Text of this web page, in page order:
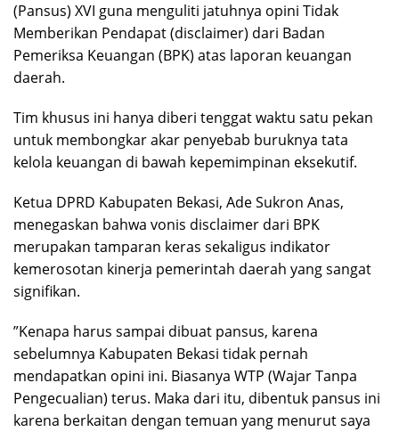
(Pansus) XVI guna menguliti jatuhnya opini Tidak
Memberikan Pendapat (disclaimer) dari Badan
Pemeriksa Keuangan (BPK) atas laporan keuangan
daerah.
Tim khusus ini hanya diberi tenggat waktu satu pekan
untuk membongkar akar penyebab buruknya tata
kelola keuangan di bawah kepemimpinan eksekutif.
Ketua DPRD Kabupaten Bekasi, Ade Sukron Anas,
menegaskan bahwa vonis disclaimer dari BPK
merupakan tamparan keras sekaligus indikator
kemerosotan kinerja pemerintah daerah yang sangat
signifikan.
”Kenapa harus sampai dibuat pansus, karena
sebelumnya Kabupaten Bekasi tidak pernah
mendapatkan opini ini. Biasanya WTP (Wajar Tanpa
Pengecualian) terus. Maka dari itu, dibentuk pansus ini
karena berkaitan dengan temuan yang menurut saya